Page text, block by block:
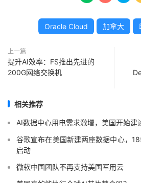
Oracle Cloud 加拿大
上一篇
提升AI效率：FS推出先进的
200G网络交换机
相关推荐
AI数据中心用电需求激增，美国开始建
谷歌宣布在美国新建两座数据中心，
启动
微软中国团队不再支持美国军用云